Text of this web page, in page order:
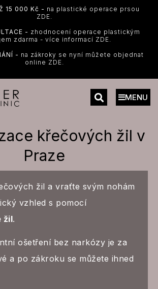
15 000 Kč - na plastické operace prsou
ZDE.
- zhodnocení operace plastickým
zdarma - více informací ZDE.
- na zákroky se nyní můžete objednat
online ZDE.
MENU
křečových žil v
Praze
žil a vraťte svým nohám
vzhled s pomocí
žil.
ošetření bez narkózy je za
a po zákroku se můžete ihned